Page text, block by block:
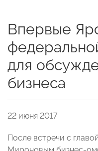
Впервые
для
бизнеса
22 июня 2017
После встречи с